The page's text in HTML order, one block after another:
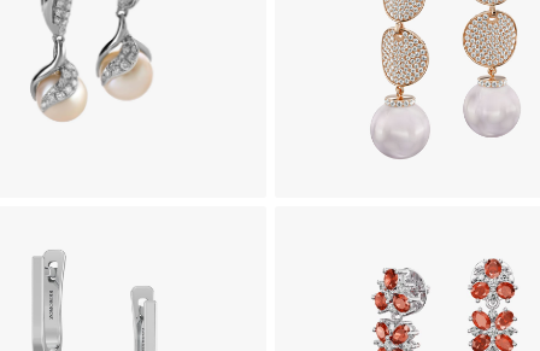
جواهر طرح پرلس
560,450,000 تومان
گوشواره جواهر طرح
240,450,000 تومان